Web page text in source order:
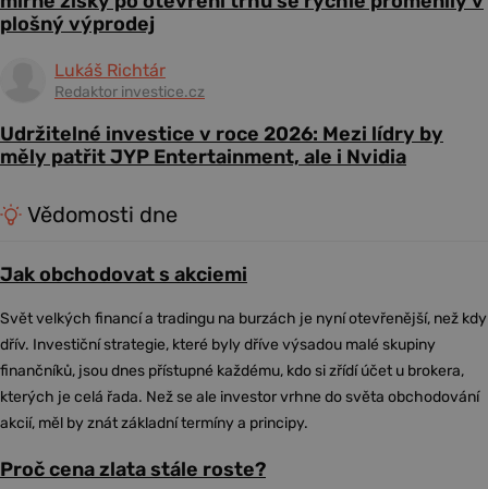
plošný výprodej
Lukáš Richtár
Redaktor investice.cz
Udržitelné investice v roce 2026: Mezi lídry by
měly patřit JYP Entertainment, ale i Nvidia
Vědomosti dne
Jak obchodovat s akciemi
Svět velkých financí a tradingu na burzách je nyní otevřenější, než kdy
dřív. Investiční strategie, které byly dříve výsadou malé skupiny
finančníků, jsou dnes přístupné každému, kdo si zřídí účet u brokera,
kterých je celá řada. Než se ale investor vrhne do světa obchodování
akcií, měl by znát základní termíny a principy.
Proč cena zlata stále roste?